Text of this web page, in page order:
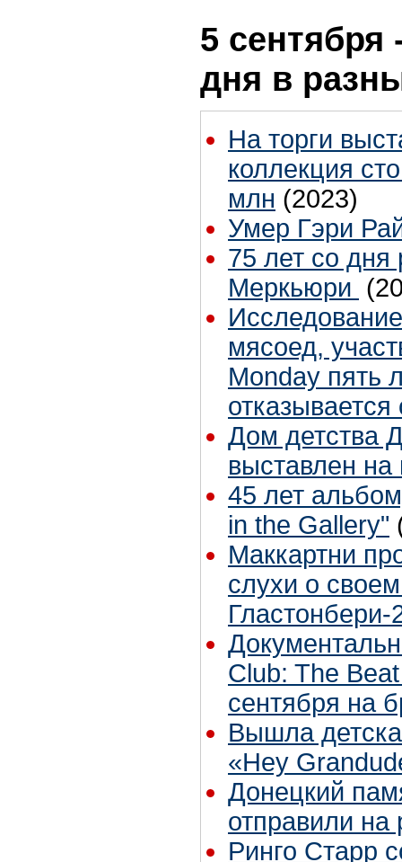
5 сентября
дня в
На торги
коллекция
млн (2023)
Умер Гэри
75 лет со
Меркьюри
мясоед,
Monday пять
отказывается
Дом детства
выставлен на
45 лет
in the Gallery"
Маккартни
слухи о
Гластонбери-
Club: The
сентября на
Вышла
«Hey
Донецкий
отправили на
Ринго Старр